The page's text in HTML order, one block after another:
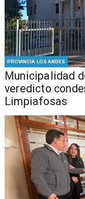
PROVINCIA LOS ANDES
Municipalidad
veredicto
Limpiafosas